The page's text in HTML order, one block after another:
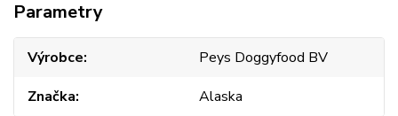
Parametry
Výrobce
Peys Doggyfood BV
Značka
Alaska